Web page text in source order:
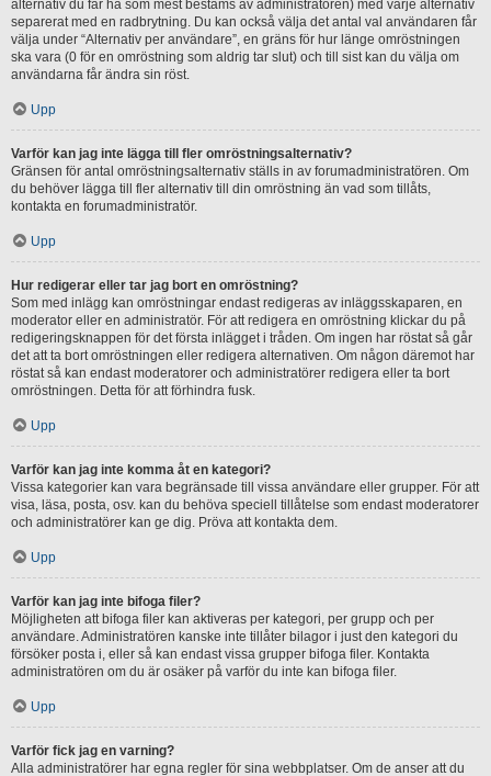
alternativ du får ha som mest bestäms av administratören) med varje alternativ
separerat med en radbrytning. Du kan också välja det antal val användaren får
välja under “Alternativ per användare”, en gräns för hur länge omröstningen
ska vara (0 för en omröstning som aldrig tar slut) och till sist kan du välja om
användarna får ändra sin röst.
Upp
Varför kan jag inte lägga till fler omröstningsalternativ?
Gränsen för antal omröstningsalternativ ställs in av forumadministratören. Om
du behöver lägga till fler alternativ till din omröstning än vad som tillåts,
kontakta en forumadministratör.
Upp
Hur redigerar eller tar jag bort en omröstning?
Som med inlägg kan omröstningar endast redigeras av inläggsskaparen, en
moderator eller en administratör. För att redigera en omröstning klickar du på
redigeringsknappen för det första inlägget i tråden. Om ingen har röstat så går
det att ta bort omröstningen eller redigera alternativen. Om någon däremot har
röstat så kan endast moderatorer och administratörer redigera eller ta bort
omröstningen. Detta för att förhindra fusk.
Upp
Varför kan jag inte komma åt en kategori?
Vissa kategorier kan vara begränsade till vissa användare eller grupper. För att
visa, läsa, posta, osv. kan du behöva speciell tillåtelse som endast moderatorer
och administratörer kan ge dig. Pröva att kontakta dem.
Upp
Varför kan jag inte bifoga filer?
Möjligheten att bifoga filer kan aktiveras per kategori, per grupp och per
användare. Administratören kanske inte tillåter bilagor i just den kategori du
försöker posta i, eller så kan endast vissa grupper bifoga filer. Kontakta
administratören om du är osäker på varför du inte kan bifoga filer.
Upp
Varför fick jag en varning?
Alla administratörer har egna regler för sina webbplatser. Om de anser att du